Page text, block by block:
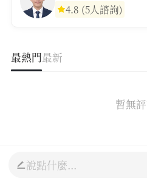
4.8 (5人諮詢)
最熱門最新
暫無